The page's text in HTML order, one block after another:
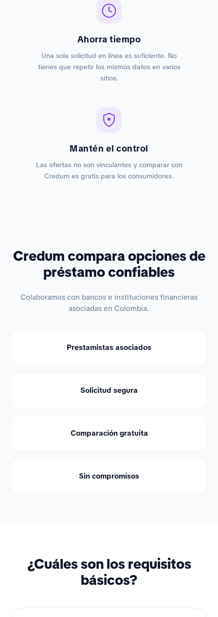
Ahorra tiempo
Una sola solicitud en línea es suficiente. No
tienes que repetir los mismos datos en varios
sitios.
Mantén el control
Las ofertas no son vinculantes y comparar con
Credum es gratis para los consumidores.
Credum compara opciones de
préstamo confiables
Colaboramos con bancos e instituciones financieras
asociadas en Colombia.
Prestamistas asociados
Solicitud segura
Comparación gratuita
Sin compromisos
¿Cuáles son los requisitos
básicos?